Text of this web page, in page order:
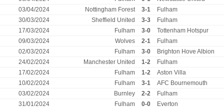
03/04/2024
Nottingham Forest 3-1
Fulham
30/03/2024
Sheffield United 3-3
Fulham
17/03/2024
Fulham 3-0
Tottenham Hotspur
09/03/2024
Wolves 2-1
Fulham
02/03/2024
Fulham 3-0
Brighton Hove Albion
24/02/2024
Manchester United 1-2
Fulham
17/02/2024
Fulham 1-2
Aston Villa
10/02/2024
Fulham 3-1
AFC Bournemouth
03/02/2024
Burnley 2-2
Fulham
31/01/2024
Fulham 0-0
Everton